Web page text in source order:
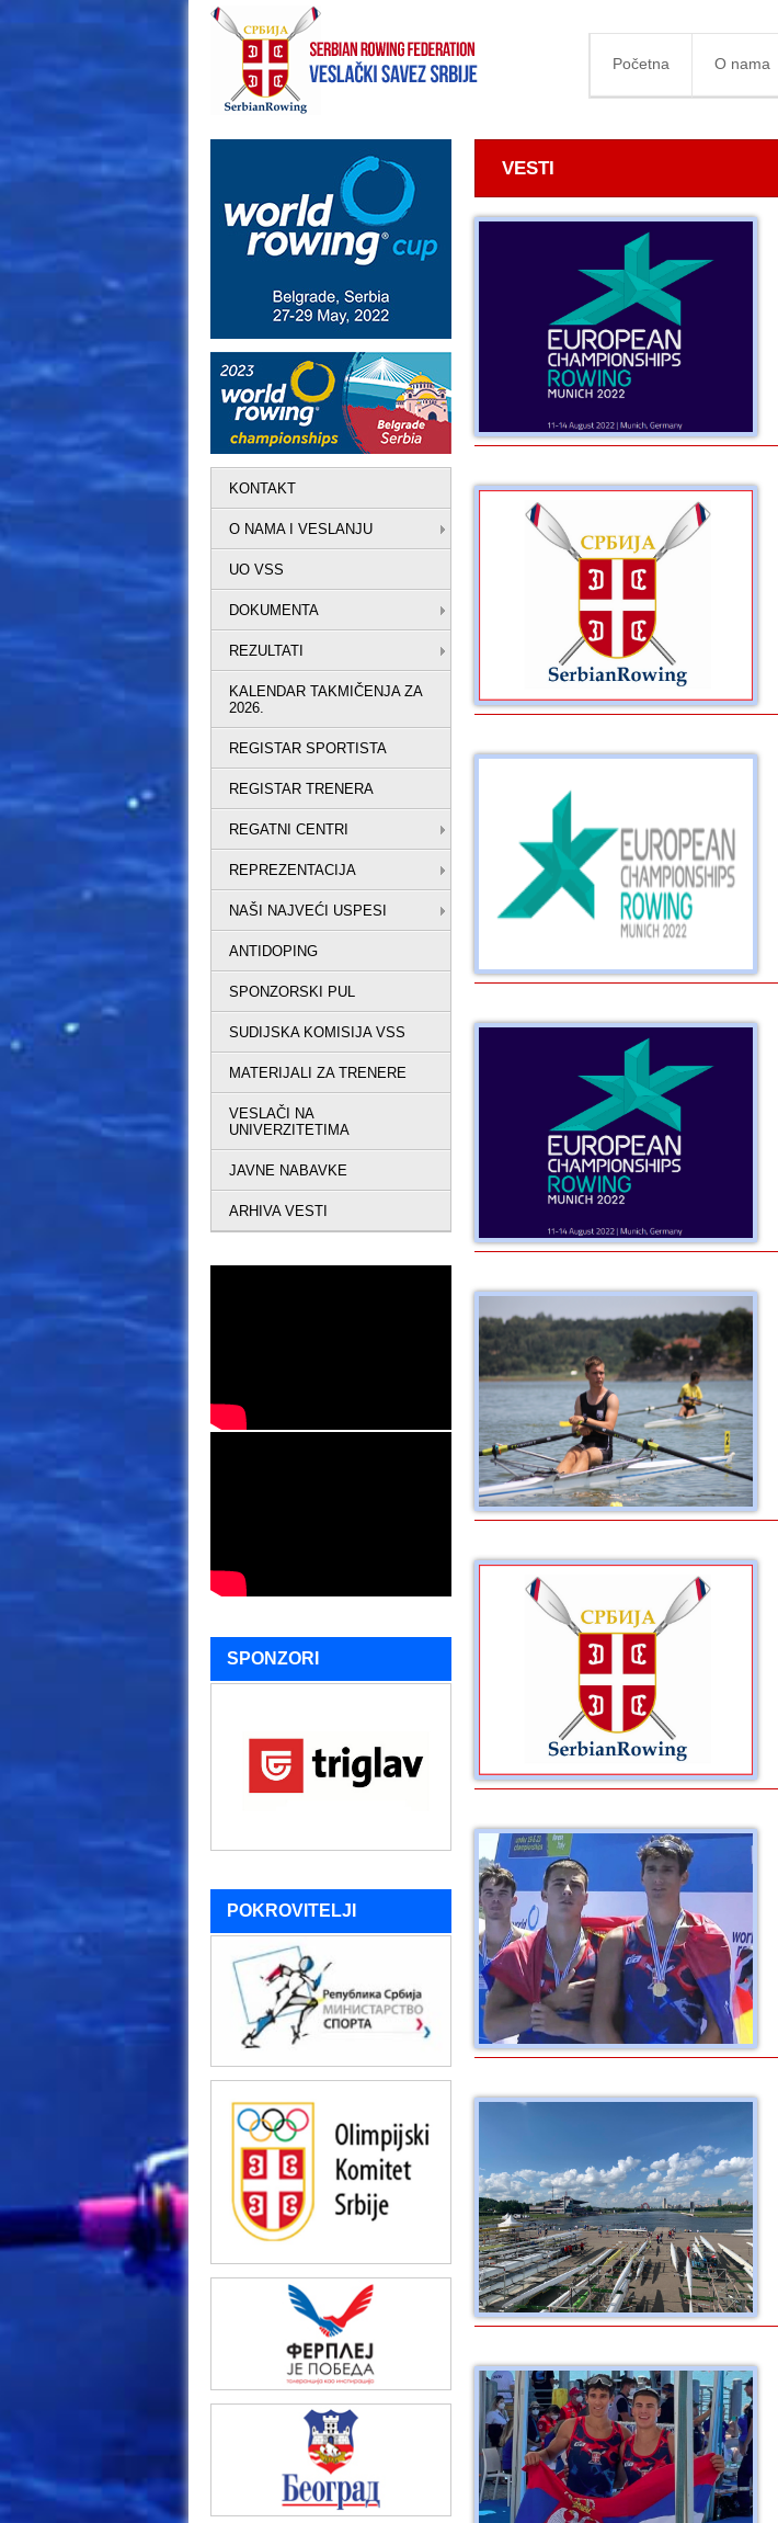
Početna O nama
VESTI
KONTAKT
O NAMA I VESLANJU
UO VSS
DOKUMENTA
REZULTATI
KALENDAR TAKMIČENJA ZA
2026.
REGISTAR SPORTISTA
REGISTAR TRENERA
REGATNI CENTRI
REPREZENTACIJA
NAŠI NAJVEĆI USPESI
ANTIDOPING
SPONZORSKI PUL
SUDIJSKA KOMISIJA VSS
MATERIJALI ZA TRENERE
VESLAČI NA
UNIVERZITETIMA
JAVNE NABAVKE
ARHIVA VESTI
SPONZORI
POKROVITELJI